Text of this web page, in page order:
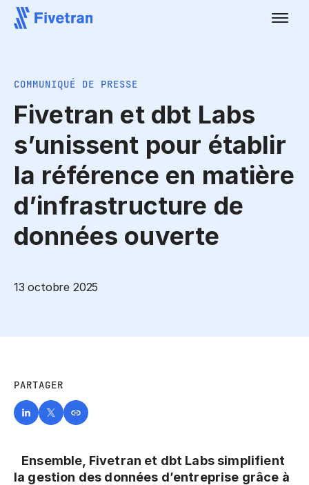
COMMUNIQUÉ DE PRESSE
Fivetran et dbt Labs
s’unissent pour établir
la référence en matière
d’infrastructure de
données ouverte
13 octobre 2025
PARTAGER
Ensemble, Fivetran et dbt Labs simplifient
la gestion des données d’entreprise grâce à